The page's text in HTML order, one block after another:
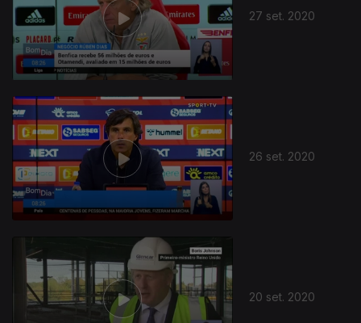
27 set. 2020
26 set. 2020
20 set. 2020